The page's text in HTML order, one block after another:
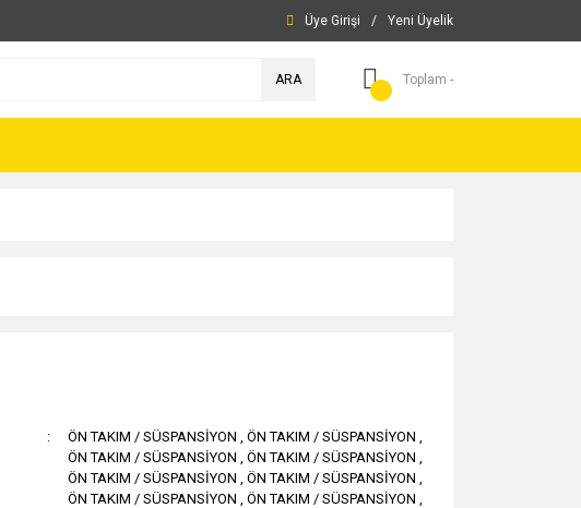
Üye Girişi / Yeni Üyelik
ARA Toplam -
ÖN TAKIM / SÜSPANSİYON , ÖN TAKIM / SÜSPANSİYON ,
ÖN TAKIM / SÜSPANSİYON , ÖN TAKIM / SÜSPANSİYON ,
ÖN TAKIM / SÜSPANSİYON , ÖN TAKIM / SÜSPANSİYON ,
ÖN TAKIM / SÜSPANSİYON , ÖN TAKIM / SÜSPANSİYON ,